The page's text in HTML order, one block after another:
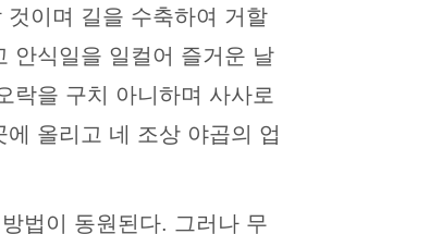
이며 길을 수축하여 거할
안식일을 일컬어 즐거운 날
락을 구치 아니하며 사사로
올리고 네 조상 야곱의 업
법이 동원된다. 그러나 무